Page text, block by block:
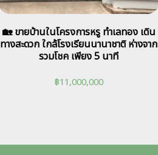
🏡 ขายบ้านในโครงการหรู ทำเลทอง เดิน
ทางสะดวก ใกล้โรงเรียนนานาชาติ ห่างจาก
รวมโชค เพียง 5 นาที
฿11,000,000